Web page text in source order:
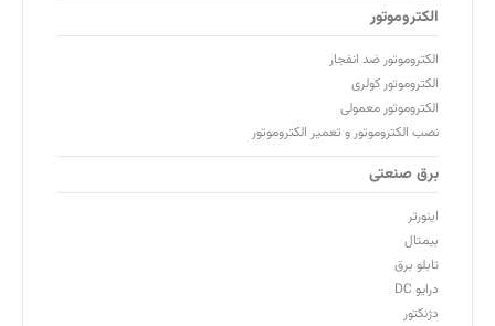
الکتروموتور
الکتروموتور ضد انفجار
الکتروموتور کولری
الکتروموتور معمولی
نصب الکتروموتور و تعمیر الکتروموتور
برق صنعتی
اینورتر
بیمتال
تابلو برق
درایو DC
دژنکتور